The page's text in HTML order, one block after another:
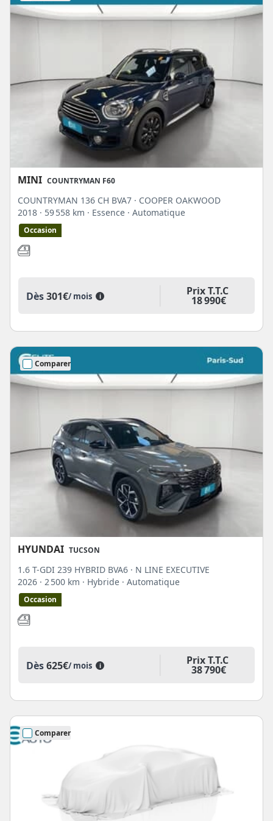
Très recherché en campagne ou en périphérie de ville par les automobilistes
ayant besoin de place ou de sécurité pour certains loisirs, le 4x4 trouve aussi sa
automobilistes est parfois proposée avec une transmission intégrale. Retrouvez
à ce sujet, toutes les explications autour des avantagesde cette gamme de
véhicules ainsi que la sélection du marché de l'occasion.
MINI COUNTRYMAN F60
COUNTRYMAN 136 CH BVA7 · COOPER OAKWOOD
2018 · 59 558 km · Essence · Automatique
Occasion
Dès301€/ mois i Prix T.T.C
18 990€
Comparer
HYUNDAI TUCSON
1.6 T-GDI 239 HYBRID BVA6 · N LINE EXECUTIVE
2026 · 2 500 km · Hybride · Automatique
Occasion
Dès625€/ mois i Prix T.T.C
38 790€
Comparer